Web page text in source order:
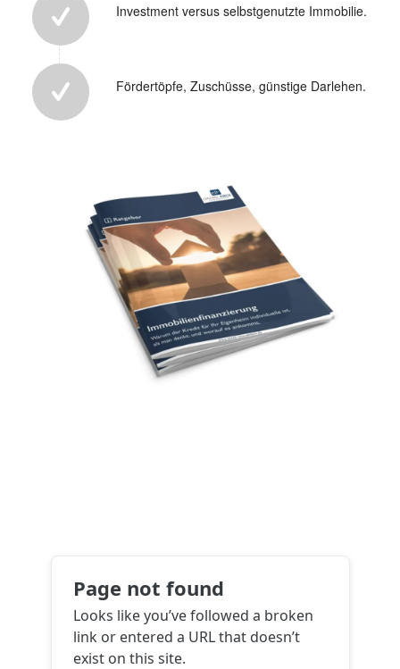
Investment versus selbstgenutzte Immobilie.
Fördertöpfe, Zuschüsse, günstige Darlehen.